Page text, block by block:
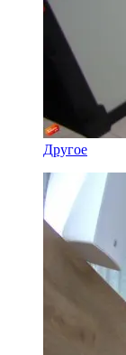
Другое